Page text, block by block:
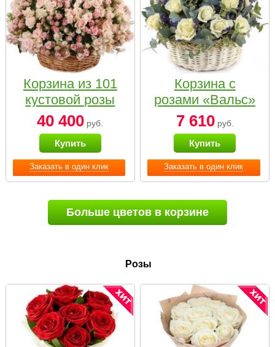
Заказать в один клик
Корзина из 101
кустовой розы
нежных тонов
40 400 руб.
Купить
Заказать в один клик
Корзина с
розами «Вальс»
7 610руб.
Купить
Больше цветов в корзине
Розы